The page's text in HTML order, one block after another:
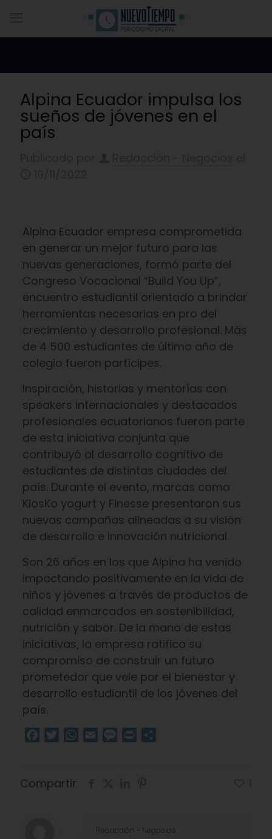
Alpina Ecuador impulsa los
sueños de jóvenes en el
país
Alpina Ecuador empresa comprometida
en generar un mejor futuro para las
nuevas generaciones, formó parte del
Congreso Vocacional “Build You Up”,
encuentro estudiantil orientado a brindar
herramientas necesarias en pro del
crecimiento y desarrollo profesional. Más
de 4 500 estudiantes de último año de
colegio fueron partícipes.
Inspiración, historias y mentorías con
speakers internacionales y destacados
profesionales ecuatorianos fueron parte
de esta iniciativa conjunta que
contribuyó al desarrollo cognitivo de
estudiantes de distintas ciudades del
país. Durante el evento, marcas como
KiosKo yogurt y Finesse presentaron sus
nuevas campañas alineadas a su visión
de desarrollo e innovación nutricional.
Son 26 años en los que Alpina ha venido
impactando positivamente en la vida de
niños y jóvenes a través de productos de
calidad enmarcados en sostenibilidad,
nutrición y sabor. De la mano de estas
iniciativas, la empresa ratifica su
compromiso de construir un futuro
prometedor que vele por el bienestar y
desarrollo estudiantil de los jóvenes del
país.
Facebook
TwitterWhatsApp
Email Message
Print
Compartir
Redacciòn - Negocios